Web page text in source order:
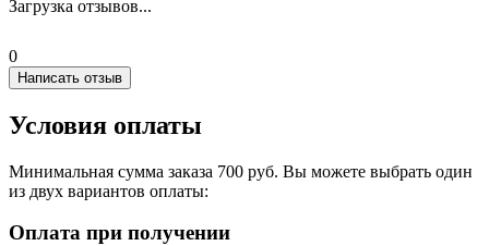
Загрузка отзывов...
0
Написать отзыв
Условия оплаты
Минимальная сумма заказа 700 руб. Вы можете выбрать один
из двух вариантов оплаты:
Оплата при получении